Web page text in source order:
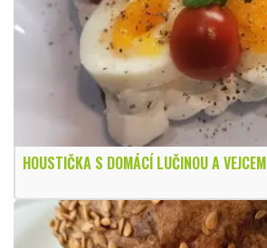
HOUSTIČKA S DOMÁCÍ LUČINOU A VEJCEM